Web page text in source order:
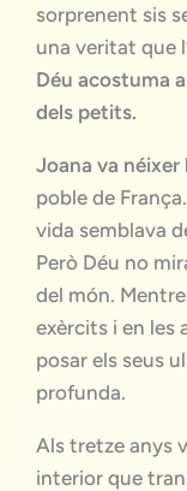
sorprenent sis
una veritat que
Déu acostuma
dels petits.
Joana va néixer
poble de
vida semblava
Però Déu no
del món.
exèrcits i en les
posar els seus
profunda.
Als tretze anys
interior que